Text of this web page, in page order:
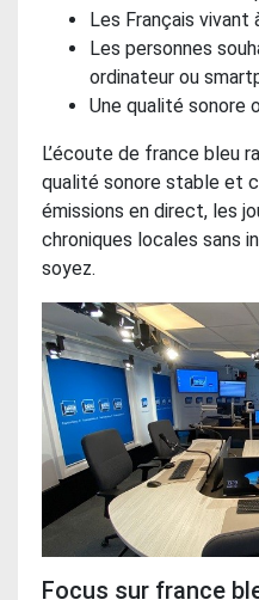
Les Français vivant
Les personnes
ordinateur ou
Une qualité sonore
L’écoute de france bleu
qualité sonore stable et
émissions en direct, les
chroniques locales sans
soyez.
Focus sur france